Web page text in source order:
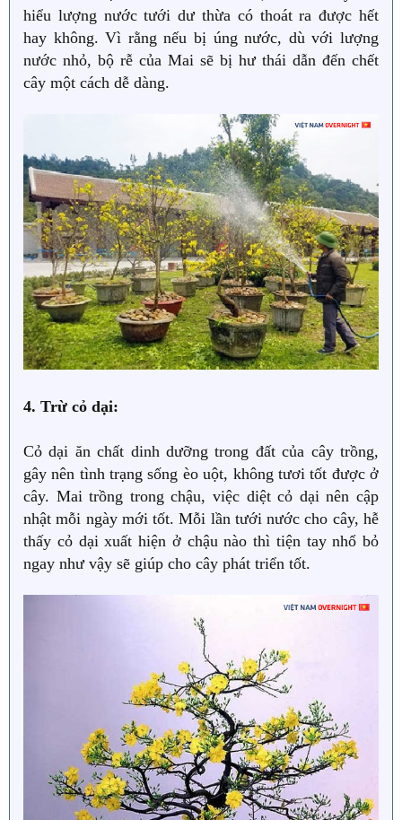
hiểu lượng nước tưới dư thừa có thoát ra được hết
hay không. Vì rằng nếu bị úng nước, dù với lượng
nước nhỏ, bộ rễ của Mai sẽ bị hư thái dẫn đến chết
cây một cách dễ dàng.
4. Trừ cỏ dại:
Cỏ dại ăn chất dinh dưỡng trong đất của cây trồng,
gây nên tình trạng sống èo uột, không tươi tốt được ở
cây. Mai trồng trong chậu, việc diệt cỏ dại nên cập
nhật mỗi ngày mới tốt. Mỗi lần tưới nước cho cây, hễ
thấy cỏ dại xuất hiện ở chậu nào thì tiện tay nhổ bỏ
ngay như vậy sẽ giúp cho cây phát triển tốt.